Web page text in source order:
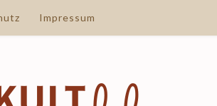
Impressum